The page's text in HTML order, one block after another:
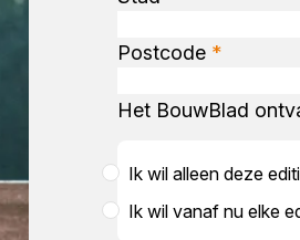
Postcode *
Het BouwBlad
Ik wil alleen deze
Ik wil vanaf nu elke